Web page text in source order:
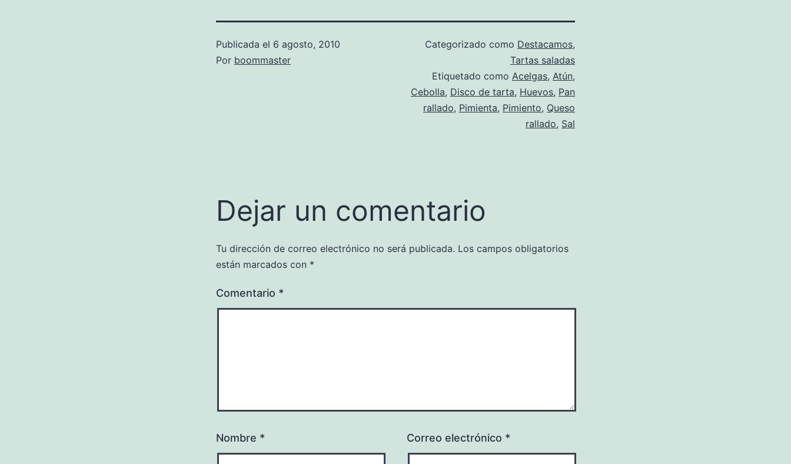
Publicada el 6 agosto, 2010
Por boommaster
Categorizado como Destacamos,
Tartas saladas
Etiquetado como Acelgas, Atún,
Cebolla, Disco de tarta, Huevos, Pan
rallado, Pimienta, Pimiento, Queso
rallado, Sal
Dejar un comentario
Tu dirección de correo electrónico no será publicada. Los campos obligatorios
están marcados con *
Comentario *
Nombre * Correo electrónico *